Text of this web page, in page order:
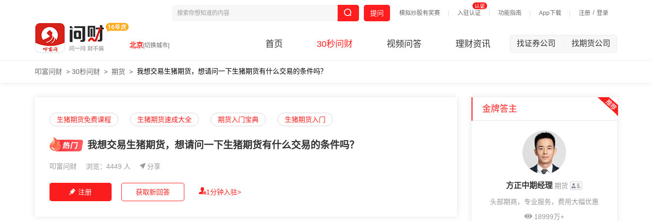
模拟炒股有奖赛 入驻认证 功能指南 App下载 注册 / 登录
提问
北京[切换城市] 首页 30秒问财 视频问答 理财资讯 找证券公司 找期货公司
叩富问财 > 30秒问财 > 期货 > 我想交易生猪期货，想请问一下生猪期货有什么交易的条件吗？
生猪期货免费课程 生猪期货速成大全 期货入门宝典 生猪期货入门
我想交易生猪期货，想请问一下生猪期货有什么交易的条件吗？
叩富问财 浏览：4449 人 分享
注册 1分钟入驻>
获取新回答
金牌答主
方正中期经理 期货
头部期商，专业服务，费用大幅优惠
18999万+